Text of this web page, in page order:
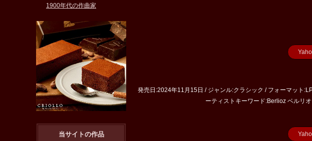
発売日:2024年11月15日 / ジャンル:クラシック / フォーマット
ーティストキーワード:Berlioz ベルリ
1900年代の作曲家
当サイトの作品